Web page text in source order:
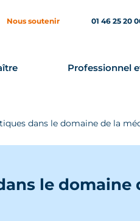
Nous soutenir 01 46 25 20
Professionnel
dans le domaine de la
le domaine